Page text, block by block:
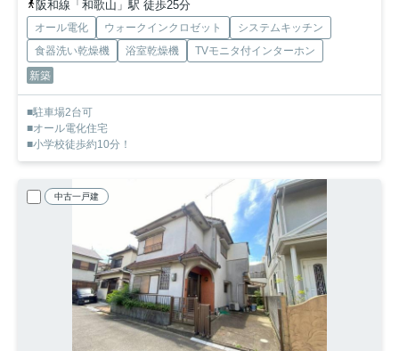
阪和線「和歌山」駅 徒歩25分
オール電化 ウォークインクロゼット
システムキッチン
食器洗い乾燥機
浴室乾燥機
TVモニタ付インターホン
新築
■駐車場2台可
■オール電化住宅
■小学校徒歩約10分！
中古一戸建